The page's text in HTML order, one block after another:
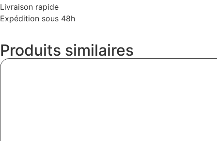
Livraison rapide
Expédition sous 48h
Produits similaires